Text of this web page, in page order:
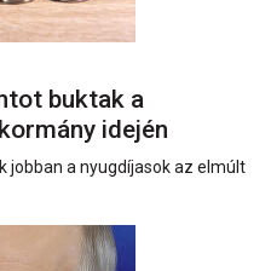
buktak a
idején
jobban a nyugdíjasok az elmúlt